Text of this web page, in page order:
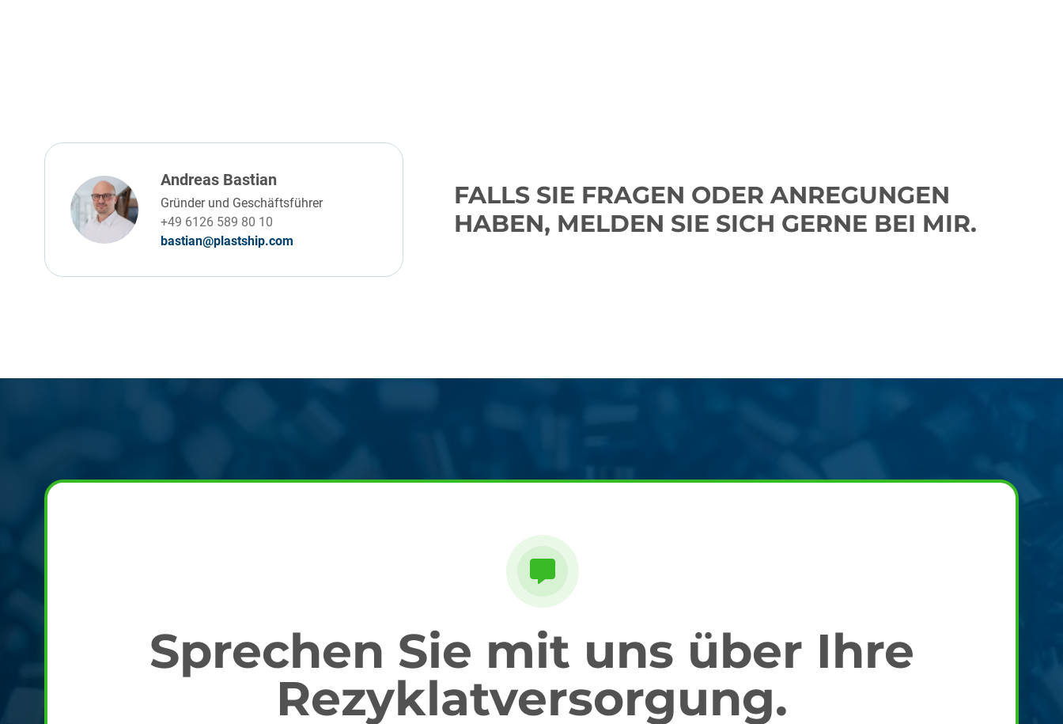
FALLS SIE FRAGEN ODER ANREGUNGEN
HABEN, MELDEN SIE SICH GERNE BEI MIR.
Andreas Bastian
Gründer und Geschäftsführer
+49 6126 589 80 10
bastian@plastship.com
Sprechen Sie mit uns über Ihre
Rezyklatversorgung.